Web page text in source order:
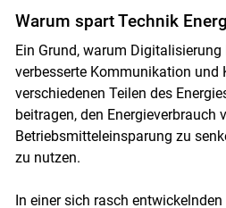
Warum spart Technik
Ein Grund, warum
verbesserte Kommunikation und
verschiedenen Teilen des
beitragen, den Energieverbrauch
Betriebsmitteleinsparung zu
zu nutzen.
In einer sich rasch